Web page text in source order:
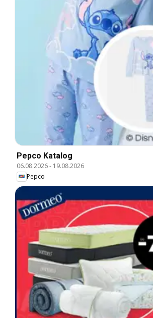
Pepco Katalog
06.08.2026- 19.08.2026
Pepco